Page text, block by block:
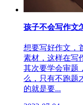
孩子不会写作文
想要写好作文，
素材，这样在写
其次要学会审题
么，只有不跑题
的就是要...